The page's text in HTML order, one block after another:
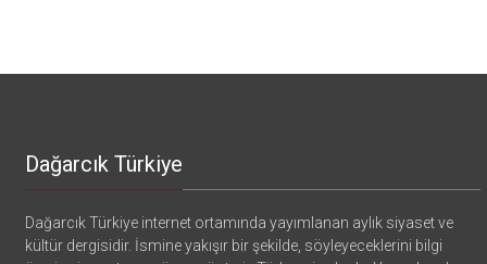
Dağarcık Türkiye
Dağarcık Türkiye internet ortamında yayımlanan aylık siyaset ve
kültür dergisidir. İsmine yakışır bir şekilde, söyleyeceklerini bilgi